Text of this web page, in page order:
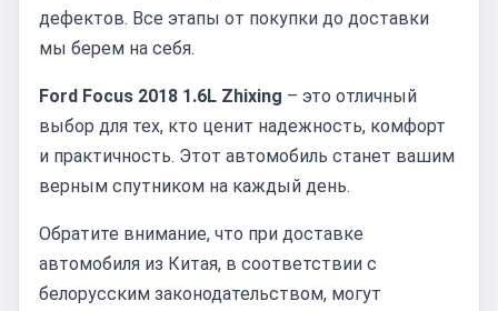
дефектов. Все этапы от покупки до доставки
мы берем на себя.
Ford Focus 2018 1.6L Zhixing – это отличный
выбор для тех, кто ценит надежность, комфорт
и практичность. Этот автомобиль станет вашим
верным спутником на каждый день.
Обратите внимание, что при доставке
автомобиля из Китая, в соответствии с
белорусским законодательством, могут